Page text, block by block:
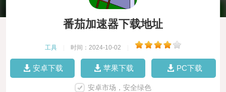
番茄加速器下载地址
工具 时间：2024-10-02
安卓下载 苹果下载 PC下载
安卓市场，安全绿色